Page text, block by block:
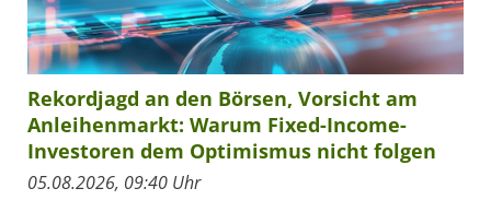
Rekordjagd an den Börsen, Vorsicht am
Anleihenmarkt: Warum Fixed-Income-
Investoren dem Optimismus nicht folgen
05.08.2026, 09:40 Uhr